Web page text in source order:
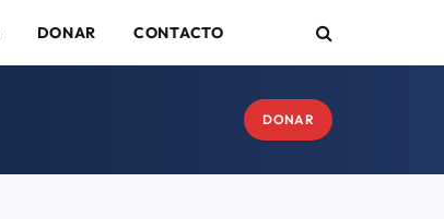
DONAR CONTACTO
DONAR